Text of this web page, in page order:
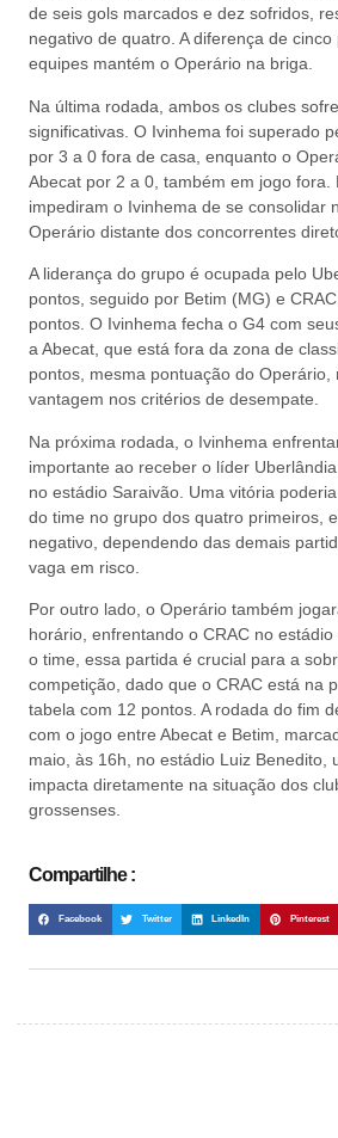
de seis gols marcados e dez sofridos,
negativo de quatro. A diferença de
equipes mantém o Operário na briga.
Na última rodada, ambos os clubes
significativas. O Ivinhema foi superado
por 3 a 0 fora de casa, enquanto o
Abecat por 2 a 0, também em jogo fora.
impediram o Ivinhema de se consolidar
Operário distante dos concorrentes
A liderança do grupo é ocupada pelo
pontos, seguido por Betim (MG) e
pontos. O Ivinhema fecha o G4 com
a Abecat, que está fora da zona de
pontos, mesma pontuação do Operário,
vantagem nos critérios de desempate.
Na próxima rodada, o Ivinhema
importante ao receber o líder
no estádio Saraivão. Uma vitória
do time no grupo dos quatro primeiros,
negativo, dependendo das demais
vaga em risco.
Por outro lado, o Operário também
horário, enfrentando o CRAC no
o time, essa partida é crucial para a
competição, dado que o CRAC está na
tabela com 12 pontos. A rodada do fim
com o jogo entre Abecat e Betim,
maio, às 16h, no estádio Luiz Benedito,
impacta diretamente na situação dos
grossenses.
Compartilhe :
Facebook Twitter LinkedIn Pinterest